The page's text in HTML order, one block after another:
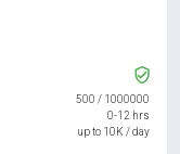
500 / 1000000
0-12 hrs
up to 10K / day